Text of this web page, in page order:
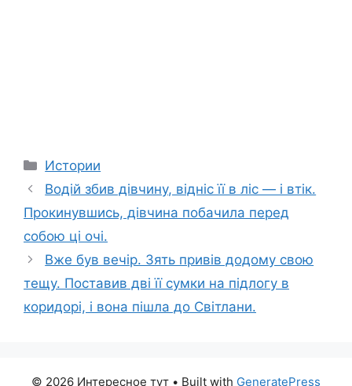
Categories
Истории
Водій збив дівчину, відніс її в ліс — і втік.
Прокинувшись, дівчина побачила перед
собою ці очі.
Вже був вечір. Зять привів додому свою
тещу. Поставив дві її сумки на підлогу в
коридорі, і вона пішла до Світлани.
© 2026 Интересное тут • Built with GeneratePress